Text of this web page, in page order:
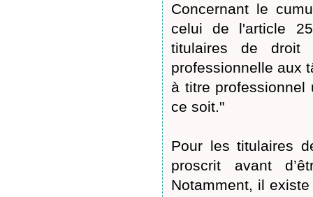
Concernant le
celui de l'article
titulaires de droit
professionnelle aux
à titre professionnel
ce soit."
Pour les titulaires
proscrit avant
Notamment, il